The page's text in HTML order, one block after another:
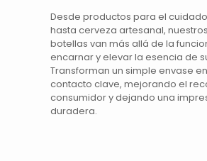
Desde productos para el
hastacerveza artesanal,
botellas van más allá de la
encarnar y elevar la esencia de
Transforman un simple envase
contacto clave, mejorando el
consumidor y dejando una
duradera.